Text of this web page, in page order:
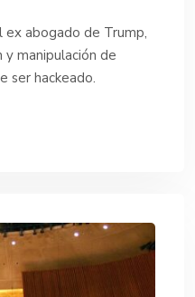
abogado de Trump,
y manipulación de
ser hackeado.